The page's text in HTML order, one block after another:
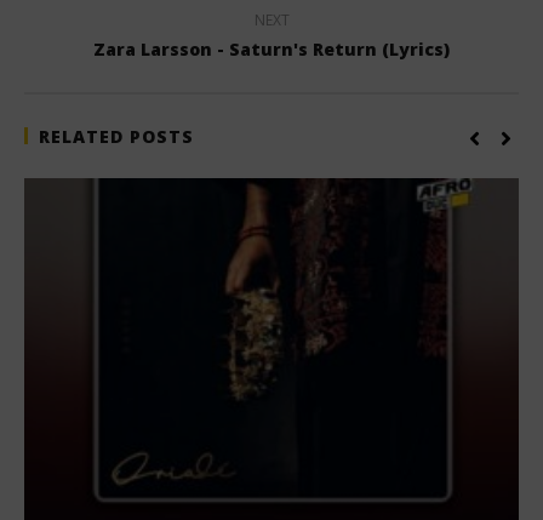
NEXT
Zara Larsson - Saturn's Return (Lyrics)
RELATED POSTS